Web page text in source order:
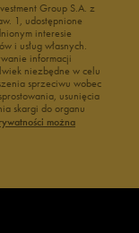
Group S.A. z
1, udostępnione
interesie
i usług własnych.
informacji
niezbędne w celu
sprzeciwu wobec
usunięcia
skargi do organu
można